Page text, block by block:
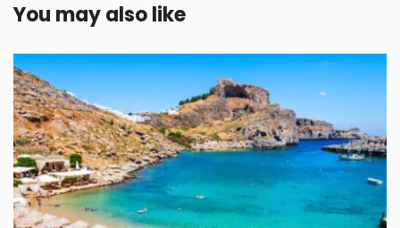
You may also like